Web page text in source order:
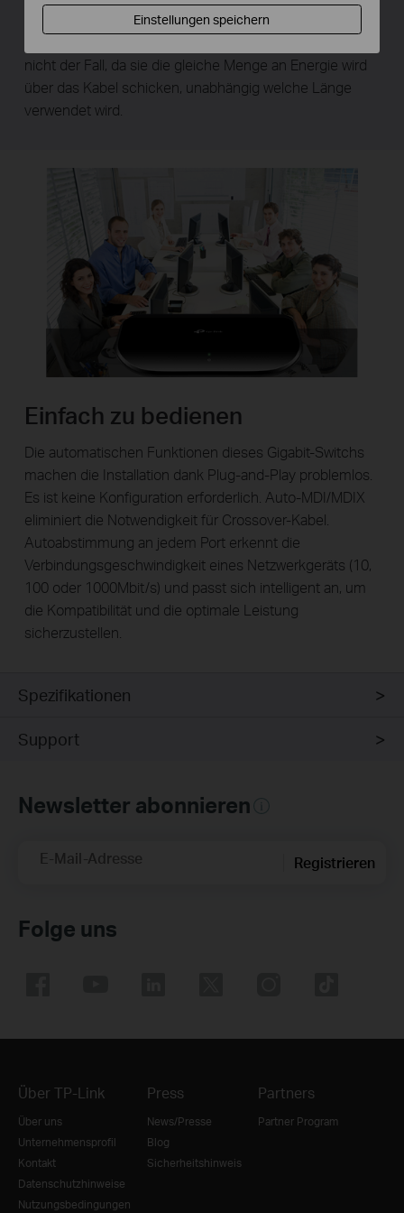
verbrauchen, weil weniger Energie über die Länge des
nicht der Fall, da sie die gleiche Menge an Energie wird
über das Kabel schicken, unabhängig welche Länge
verwendet wird.
Einfach zu bedienen
Die automatischen Funktionen dieses Gigabit-Switchs
machen die Installation dank Plug-and-Play problemlos.
Es ist keine Konfiguration erforderlich. Auto-MDI/MDIX
eliminiert die Notwendigkeit für Crossover-Kabel.
Autoabstimmung an jedem Port erkennt die
Verbindungsgeschwindigkeit eines Netzwerkgeräts (10,
100 oder 1000Mbit/s) und passt sich intelligent an, um
die Kompatibilität und die optimale Leistung
sicherzustellen.
Spezifikationen
Support
Newsletter abonnieren
E-Mail-Adresse Registrieren
Folge uns
Über TP-Link
Über uns
Unternehmensprofil
Kontakt
Datenschutzhinweise
Nutzungsbedingungen
Press
News/Presse
Blog
Sicherheitshinweis
Partners
Partner Program
Einstellungen speichern